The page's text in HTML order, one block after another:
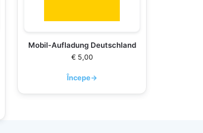
Mobil-Aufladung Deutschland
€5,00
Începe→